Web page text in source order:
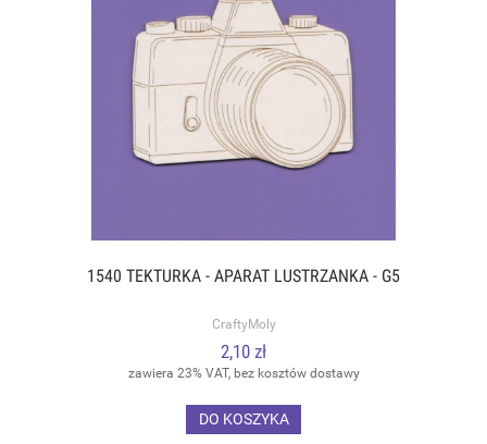
1540 TEKTURKA - APARAT LUSTRZANKA - G5
CraftyMoly
2,10 zł
zawiera 23% VAT, bez kosztów dostawy
DO KOSZYKA